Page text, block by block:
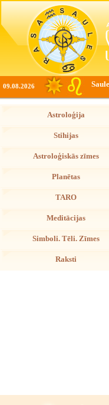
09.08.2026
Astroloģija
Stihijas
Astroloģiskās zīmes
Planētas
TARO
Meditācijas
Simboli. Tēli. Zīmes
Raksti